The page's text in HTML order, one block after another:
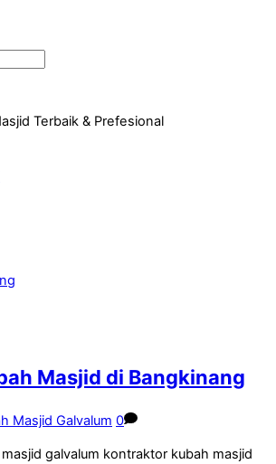
Terbaik & Prefesional
Masjid di Bangkinang
Masjid Galvalum 0